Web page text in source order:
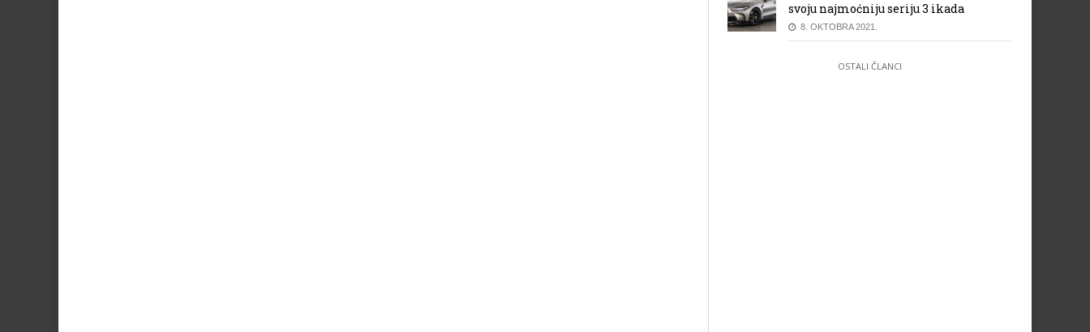
svoju najmoćniju seriju 3 ikada
8. OKTOBRA 2021.
OSTALI ČLANCI